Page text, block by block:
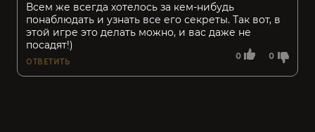
0 0
Всем же всегда хотелось за кем-нибудь
понаблюдать и узнать все его секреты. Так вот, в
этой игре это делать можно, и вас даже не
посадят!)
ОТВЕТИТЬ